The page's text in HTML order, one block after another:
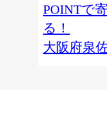
POINTで
る！
大阪府泉